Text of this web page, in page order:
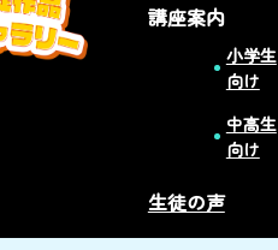
講座案内
小学生
向け
中高生
向け
生徒の声